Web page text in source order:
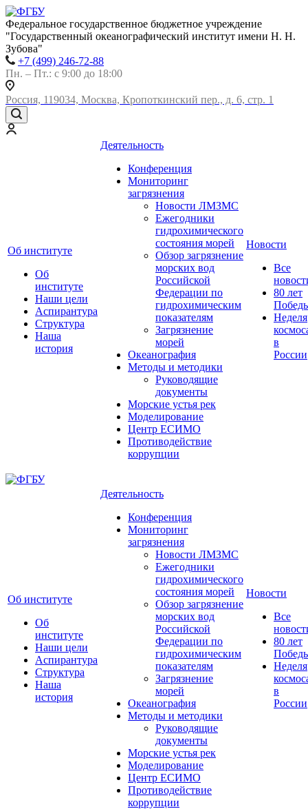
Федеральное государственное бюджетное учреждение
"Государственный океанографический институт имени Н. Н.
Зубова"
+7 (499) 246-72-88
Пн. – Пт.: с 9:00 до 18:00
Россия, 119034, Москва, Кропоткинский пер., д. 6, стр. 1
Об институте
Об
институте
Наши цели
Аспирантура
Структура
Наша
история
Деятельность
Конференция
Мониторинг
загрязнения
Новости ЛМЗМС
Ежегодники
гидрохимического
состояния морей
Обзор загрязнение
морских вод
Российской
Федерации по
гидрохимическим
показателям
Загрязнение
морей
Океанография
Методы и методики
Руководящие
документы
Морские устья рек
Моделирование
Центр ЕСИМО
Противодействие
коррупции
Новости
Все
80 лет
Неделя
в
России
Об институте
Об
институте
Наши цели
Аспирантура
Структура
Наша
история
Деятельность
Конференция
Мониторинг
загрязнения
Новости ЛМЗМС
Ежегодники
гидрохимического
состояния морей
Обзор загрязнение
морских вод
Российской
Федерации по
гидрохимическим
показателям
Загрязнение
морей
Океанография
Методы и методики
Руководящие
документы
Морские устья рек
Моделирование
Центр ЕСИМО
Противодействие
коррупции
Новости
Все
80 лет
Неделя
в
России